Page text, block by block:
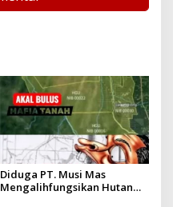
Diduga PT. Musi Mas
Mengalihfungsikan Hutan